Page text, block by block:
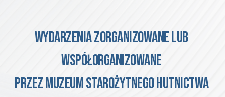
wydarzenia zorganizowane lub
współorganizowane
przez muzeum Starożytnego Hutnictwa